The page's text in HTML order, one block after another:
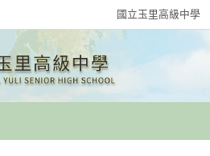
國立玉里高級中學